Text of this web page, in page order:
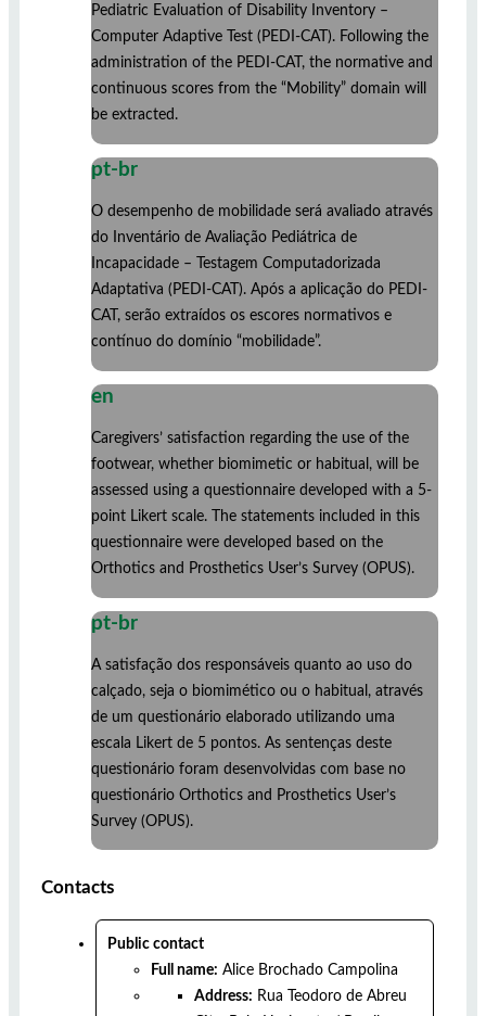
Pediatric Evaluation of Disability Inventory –
Computer Adaptive Test (PEDI-CAT). Following the
administration of the PEDI-CAT, the normative and
continuous scores from the “Mobility” domain will
be extracted.
pt-br
O desempenho de mobilidade será avaliado através
do Inventário de Avaliação Pediátrica de
Incapacidade – Testagem Computadorizada
Adaptativa (PEDI-CAT). Após a aplicação do PEDI-
CAT, serão extraídos os escores normativos e
contínuo do domínio “mobilidade”.
en
Caregivers’ satisfaction regarding the use of the
footwear, whether biomimetic or habitual, will be
assessed using a questionnaire developed with a 5-
point Likert scale. The statements included in this
questionnaire were developed based on the
Orthotics and Prosthetics User’s Survey (OPUS).
pt-br
A satisfação dos responsáveis quanto ao uso do
calçado, seja o biomimético ou o habitual, através
de um questionário elaborado utilizando uma
escala Likert de 5 pontos. As sentenças deste
questionário foram desenvolvidas com base no
questionário Orthotics and Prosthetics User’s
Survey (OPUS).
Contacts
Public contact
Full name: Alice Brochado Campolina
Address: Rua Teodoro de Abreu